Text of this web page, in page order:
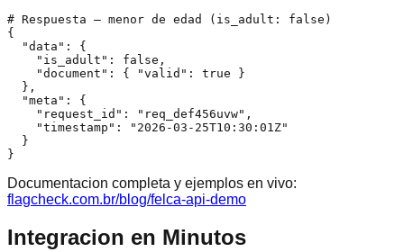
# Respuesta — menor de edad (is_adult: false)
{
  "data": {
    "is_adult": false,
    "document": { "valid": true }
  },
  "meta": {
    "request_id": "req_def456uvw",
    "timestamp": "2026-03-25T10:30:01Z"
  }
}
Documentacion completa y ejemplos en vivo:
flagcheck.com.br/blog/felca-api-demo
Integracion en Minutos